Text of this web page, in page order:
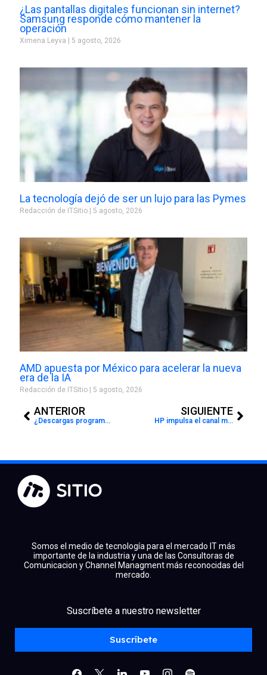
¿Las pantallas digitales funcionan sin internet?
Samsung responde cómo mantener la
operación
Ximena Leyva 5 agosto, 2026
La tecnología dejó de ser un lujo para las Pymes
Redacción de ITSitio 5 agosto, 2026
AMD apuesta por México para acelerar la nueva
era de la IA
Redacción de ITSitio 5 agosto, 2026
ANTERIOR
¿Descargas programas de internet? Este hábito podría exponer todas tus contraseñas
SIGUIENTE
HP impulsa el canal mexicano con una nueva alianza estratégica junto a Grupo CVA
Somos el medio de tecnología para el mercado IT más
importante de la industria y una de las Consultoras de
Comunicacion y Channel Managment más reconocidas del
mercado.
Suscríbete a nuestro newsletter
Suscríbete
facebook
x linkedinyoutubeinstagram
spotify